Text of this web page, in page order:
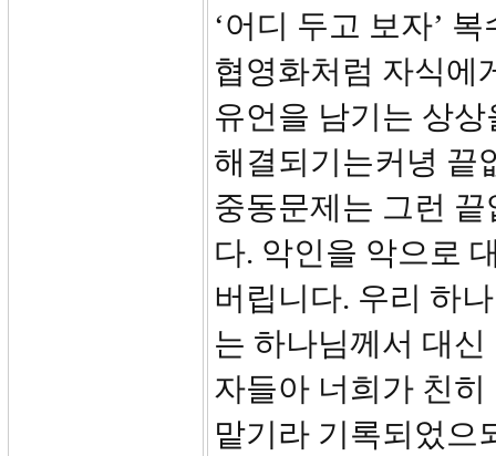
‘어디 두고 보자’
협영화처럼 자식에
유언을 남기는 상
해결되기는커녕 끝
중동문제는 그런
다. 악인을 악으로
버립니다. 우리 하
는 하나님께서 대
자들아 너희가 친
맡기라 기록되었으